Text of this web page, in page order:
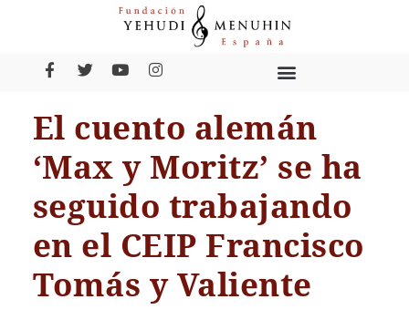
El cuento alemán
‘Max y Moritz’ se ha
seguido trabajando
en el CEIP Francisco
Tomás y Valiente